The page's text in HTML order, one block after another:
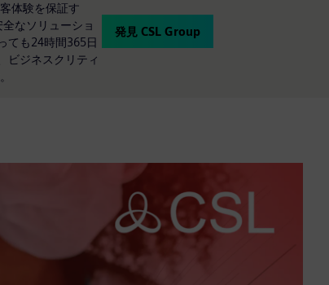
体験を保証す
なソリューショ
ても24時間365日
ビジネスクリティ
発見 CSL Group